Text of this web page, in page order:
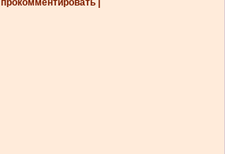
| прокомментировать |